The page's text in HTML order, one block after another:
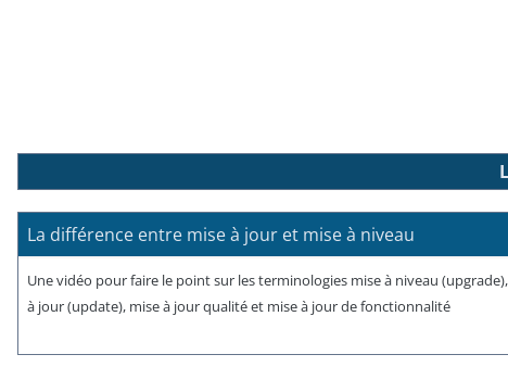
La différence entre mise à jour et mise à niveau
Une vidéo pour faire le point sur les terminologies mise à niveau
à jour (update), mise à jour qualité et mise à jour de fonctionnalité